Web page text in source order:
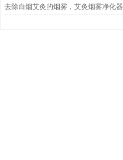
去除白烟艾灸的烟雾，艾灸烟雾净化器